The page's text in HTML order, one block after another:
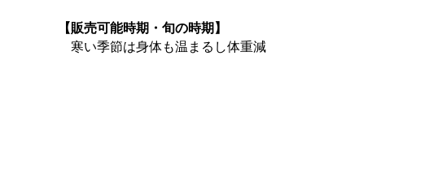
【販売可能時期・旬の時期】
寒い季節は身体も温まるし体重減